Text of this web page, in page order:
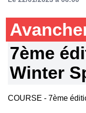
7ème
Winter
COURSE - 7ème